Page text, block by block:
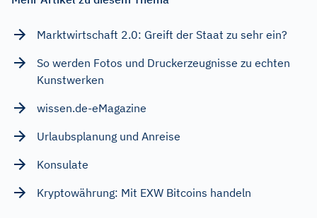
Marktwirtschaft 2.0: Greift der Staat zu sehr ein?
So werden Fotos und Druckerzeugnisse zu echten
Kunstwerken
wissen.de-eMagazine
Urlaubsplanung und Anreise
Konsulate
Kryptowährung: Mit EXW Bitcoins handeln